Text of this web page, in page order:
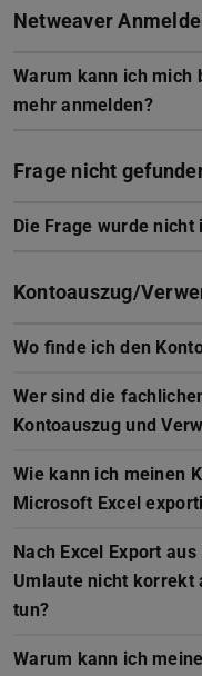
Netweaver
Warum kann ich mich
mehr anmelden?
Frage nicht
Die Frage wurde
Kontoauszug/
Wo finde ich den
Wer sind die
Kontoauszug und
Wie kann ich meinen
Microsoft Excel
Nach Excel Export
Umlaute nicht korrekt
tun?
Warum kann ich